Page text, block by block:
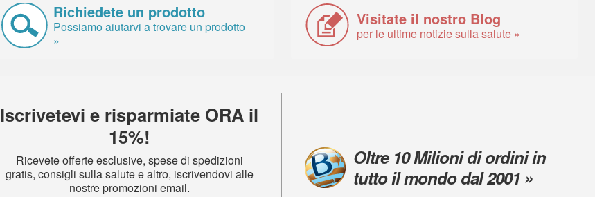
Richiedete un prodotto
Possiamo aiutarvi a trovare un prodotto
»
Visitate il nostro Blog
per le ultime notizie sulla salute »
Iscrivetevi e risparmiate ORA il
15%!
Ricevete offerte esclusive, spese di spedizioni
gratis, consigli sulla salute e altro, iscrivendovi alle
nostre promozioni email.
Oltre 10 Milioni di ordini in
tutto il mondo dal 2001 »